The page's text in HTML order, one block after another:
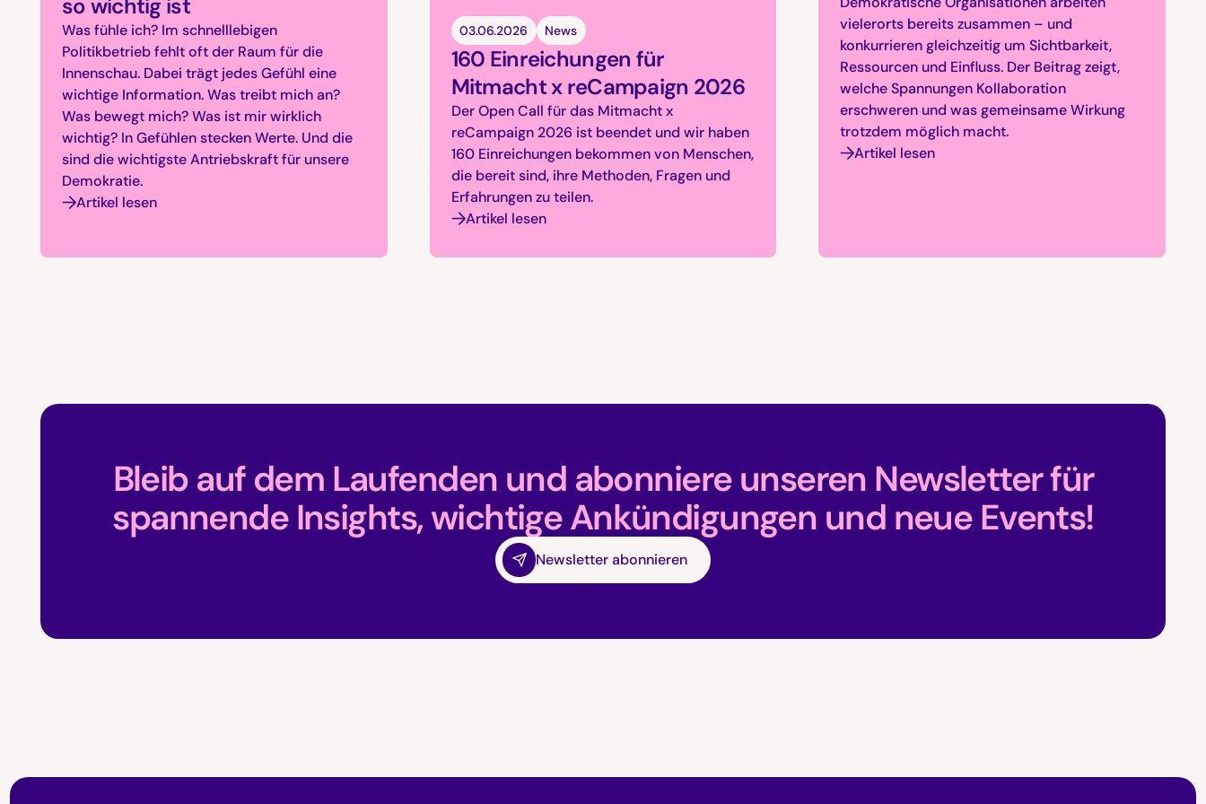
so wichtig ist
Was fühle ich? Im schnelllebigen
Politikbetrieb fehlt oft der Raum für die
Innenschau. Dabei trägt jedes Gefühl eine
wichtige Information. Was treibt mich an?
Was bewegt mich? Was ist mir wirklich
wichtig? In Gefühlen stecken Werte. Und die
sind die wichtigste Antriebskraft für unsere
Demokratie.
Artikel lesen
03.06.2026 News
160 Einreichungen für
Mitmacht x reCampaign 2026
Der Open Call für das Mitmacht x
reCampaign 2026 ist beendet und wir haben
160 Einreichungen bekommen von Menschen,
die bereit sind, ihre Methoden, Fragen und
Erfahrungen zu teilen.
Artikel lesen
vielerorts bereits zusammen – und
konkurrieren gleichzeitig um Sichtbarkeit,
Ressourcen und Einfluss. Der Beitrag zeigt,
welche Spannungen Kollaboration
erschweren und was gemeinsame Wirkung
trotzdem möglich macht.
Artikel lesen
Bleib auf dem Laufenden und abonniere unseren Newsletter für
spannende Insights, wichtige Ankündigungen und neue Events!
Newsletter abonnieren